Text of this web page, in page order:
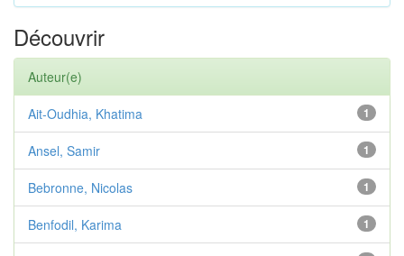
Découvrir
Auteur(e)
1
Ait-Oudhia, Khatima
1
Ansel, Samir
1
Bebronne, Nicolas
1
Benfodil, Karima